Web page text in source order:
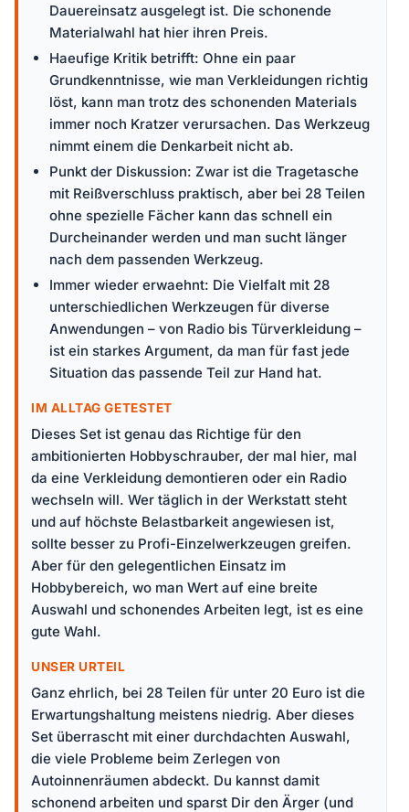
Dauereinsatz ausgelegt ist. Die schonende
Materialwahl hat hier ihren Preis.
Haeufige Kritik betrifft: Ohne ein paar
Grundkenntnisse, wie man Verkleidungen richtig
löst, kann man trotz des schonenden Materials
immer noch Kratzer verursachen. Das Werkzeug
nimmt einem die Denkarbeit nicht ab.
Punkt der Diskussion: Zwar ist die Tragetasche
mit Reißverschluss praktisch, aber bei 28 Teilen
ohne spezielle Fächer kann das schnell ein
Durcheinander werden und man sucht länger
nach dem passenden Werkzeug.
Immer wieder erwaehnt: Die Vielfalt mit 28
unterschiedlichen Werkzeugen für diverse
Anwendungen – von Radio bis Türverkleidung –
ist ein starkes Argument, da man für fast jede
Situation das passende Teil zur Hand hat.
IM ALLTAG GETESTET
Dieses Set ist genau das Richtige für den
ambitionierten Hobbyschrauber, der mal hier, mal
da eine Verkleidung demontieren oder ein Radio
wechseln will. Wer täglich in der Werkstatt steht
und auf höchste Belastbarkeit angewiesen ist,
sollte besser zu Profi-Einzelwerkzeugen greifen.
Aber für den gelegentlichen Einsatz im
Hobbybereich, wo man Wert auf eine breite
Auswahl und schonendes Arbeiten legt, ist es eine
gute Wahl.
UNSER URTEIL
Ganz ehrlich, bei 28 Teilen für unter 20 Euro ist die
Erwartungshaltung meistens niedrig. Aber dieses
Set überrascht mit einer durchdachten Auswahl,
die viele Probleme beim Zerlegen von
Autoinnenräumen abdeckt. Du kannst damit
schonend arbeiten und sparst Dir den Ärger (und